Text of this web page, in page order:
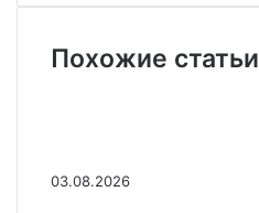
Похожие статьи
03.08.2026